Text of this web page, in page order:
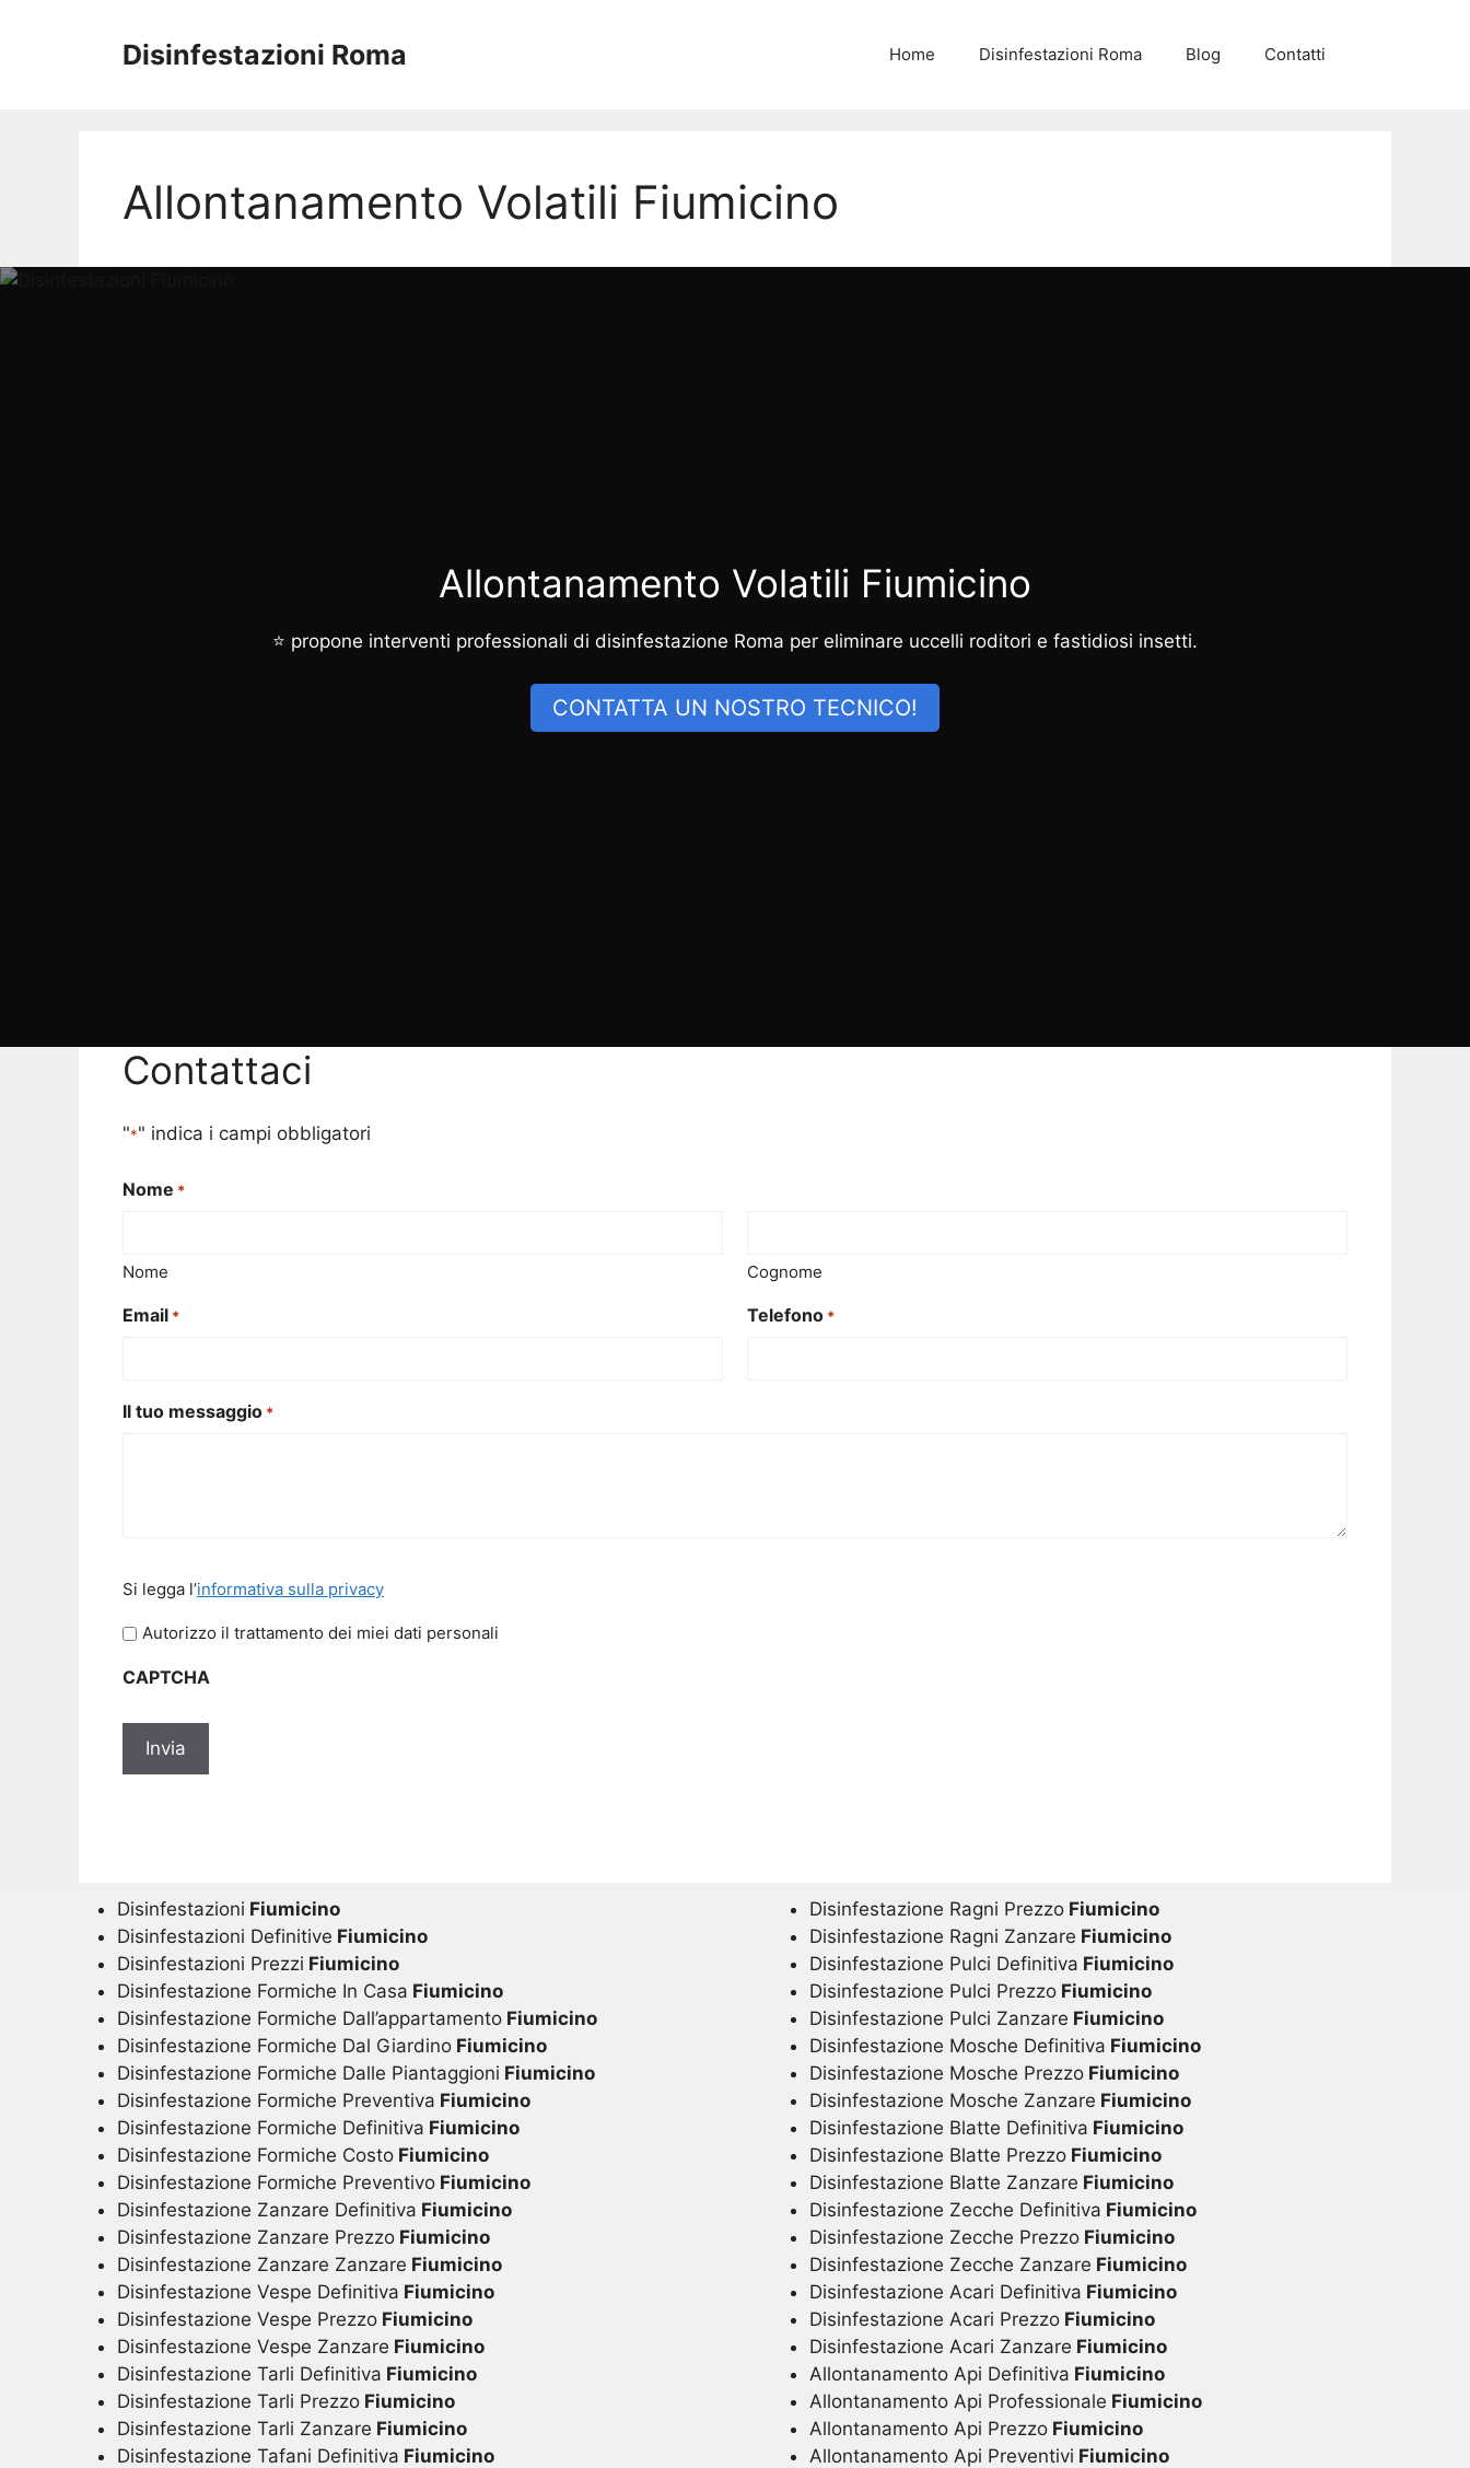
Disinfestazioni Roma Home Disinfestazioni Roma Blog Contatti
Allontanamento Volatili Fiumicino
Allontanamento Volatili Fiumicino
⭐ propone interventi professionali di disinfestazione Roma per eliminare uccelli roditori e fastidiosi insetti.
CONTATTA UN NOSTRO TECNICO!
Contattaci
"*" indica i campi obbligatori
Nome *
Nome Cognome
Email * Telefono *
Il tuo messaggio *
legga
l'informativa
privacy
Si legga l’informativa sulla privacy
Autorizzo il trattamento dei miei dati personali
CAPTCHA
Disinfestazioni Fiumicino
Disinfestazioni Definitive Fiumicino
Disinfestazioni Prezzi Fiumicino
Disinfestazione Formiche In Casa Fiumicino
Disinfestazione Formiche Dall’appartamento Fiumicino
Disinfestazione Formiche Dal Giardino Fiumicino
Disinfestazione Formiche Dalle Piantaggioni Fiumicino
Disinfestazione Formiche Preventiva Fiumicino
Disinfestazione Formiche Definitiva Fiumicino
Disinfestazione Formiche Costo Fiumicino
Disinfestazione Formiche Preventivo Fiumicino
Disinfestazione Zanzare Definitiva Fiumicino
Disinfestazione Zanzare Prezzo Fiumicino
Disinfestazione Zanzare Zanzare Fiumicino
Disinfestazione Vespe Definitiva Fiumicino
Disinfestazione Vespe Prezzo Fiumicino
Disinfestazione Vespe Zanzare Fiumicino
Disinfestazione Tarli Definitiva Fiumicino
Disinfestazione Tarli Prezzo Fiumicino
Disinfestazione Tarli Zanzare Fiumicino
Disinfestazione Tafani Definitiva Fiumicino
Disinfestazione Ragni Prezzo Fiumicino
Disinfestazione Ragni Zanzare Fiumicino
Disinfestazione Pulci Definitiva Fiumicino
Disinfestazione Pulci Prezzo Fiumicino
Disinfestazione Pulci Zanzare Fiumicino
Disinfestazione Mosche Definitiva Fiumicino
Disinfestazione Mosche Prezzo Fiumicino
Disinfestazione Mosche Zanzare Fiumicino
Disinfestazione Blatte Definitiva Fiumicino
Disinfestazione Blatte Prezzo Fiumicino
Disinfestazione Blatte Zanzare Fiumicino
Disinfestazione Zecche Definitiva Fiumicino
Disinfestazione Zecche Prezzo Fiumicino
Disinfestazione Zecche Zanzare Fiumicino
Disinfestazione Acari Definitiva Fiumicino
Disinfestazione Acari Prezzo Fiumicino
Disinfestazione Acari Zanzare Fiumicino
Allontanamento Api Definitiva Fiumicino
Allontanamento Api Professionale Fiumicino
Allontanamento Api Prezzo Fiumicino
Allontanamento Api Preventivi Fiumicino